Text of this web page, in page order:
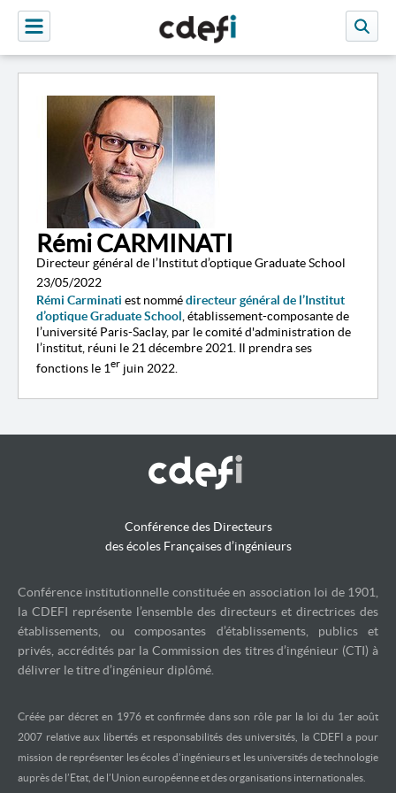
Rémi CARMINATI
Directeur général de l’Institut d’optique Graduate School
23/05/2022
Rémi Carminati est nommédirecteur général de l’Institut
d’optique Graduate School , établissement-composante de
l’université Paris-Saclay, par le comité d'administration de
l’institut, réuni le 21 décembre 2021. Il prendra ses
fonctions le 1er juin 2022.
Conférence des Directeurs
des écoles Françaises d’ingénieurs
Conférence institutionnelle constituée en association loi de 1901,
la CDEFI représente l’ensemble des directeurs et directrices des
établissements, ou composantes d’établissements, publics et
privés, accrédités par la Commission des titres d’ingénieur (CTI) à
délivrer le titre d’ingénieur diplômé.
Créée par décret en 1976 et confirmée dans son rôle par la loi du 1er août
2007 relative aux libertés et responsabilités des universités, la CDEFI a pour
mission de représenter les écoles d’ingénieurs et les universités de technologie
auprès de l’Etat, de l’Union européenne et des organisations internationales.